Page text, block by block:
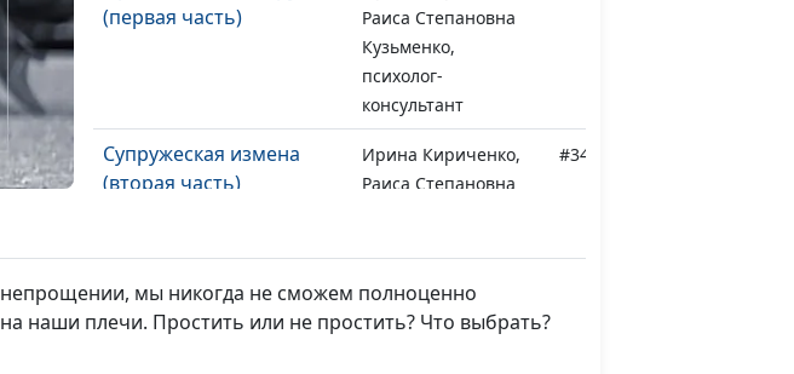
(первая часть)
Раиса Степановна
Кузьменко,
психолог-
консультант
Супружеская измена
(вторая часть)
Ирина Кириченко,
Раиса Степановна
#344
Супружеская измена
Ирина Кириченко,
мы никогда не сможем полноценно
наши плечи. Простить или не простить? Что выбрать?